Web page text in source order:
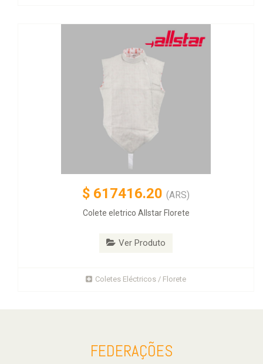
$ 617416.20 (ARS)
Colete eletrico Allstar Florete
Ver Produto
Coletes Eléctricos / Florete
FEDERAÇÕES